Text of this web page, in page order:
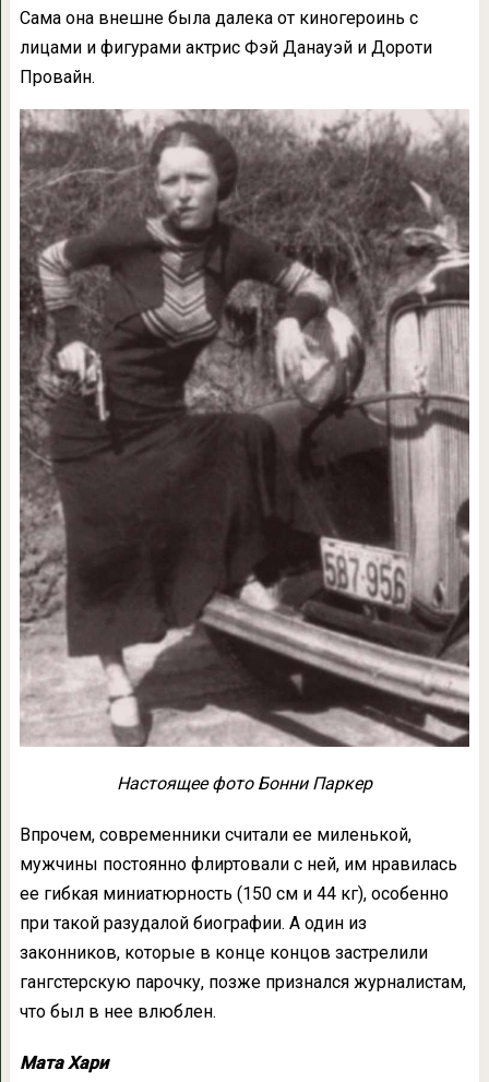
Сама она внешне была далека от киногероинь с
лицами и фигурами актрис Фэй Данауэй и Дороти
Провайн.
Настоящее фото Бонни Паркер
Впрочем, современники считали ее миленькой,
мужчины постоянно флиртовали с ней, им нравилась
ее гибкая миниатюрность (150 см и 44 кг), особенно
при такой разудалой биографии. А один из
законников, которые в конце концов застрелили
гангстерскую парочку, позже признался журналистам,
что был в нее влюблен.
Мата Хари